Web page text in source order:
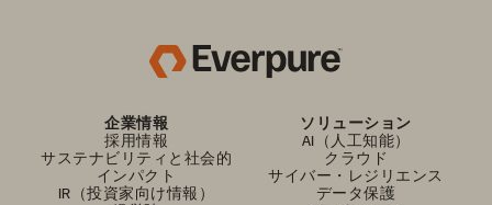
企業情報
採用情報
サステナビリティと社会的
インパクト
IR（投資家向け情報）
ソリューション
AI（人工知能）
クラウド
サイバー・レジリエンス
データ保護